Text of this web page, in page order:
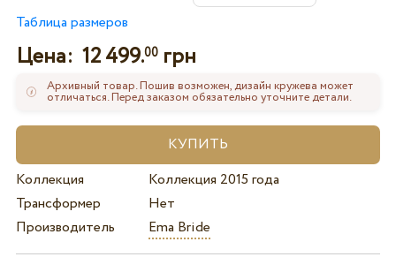
Таблица размеров
Цена: 12 499.00грн
Архивный товар. Пошив возможен, дизайн кружева может
отличаться. Перед заказом обязательно уточните детали.
Коллекция
Коллекция 2015 года
Трансформер
Нет
Производитель
Ema Bride